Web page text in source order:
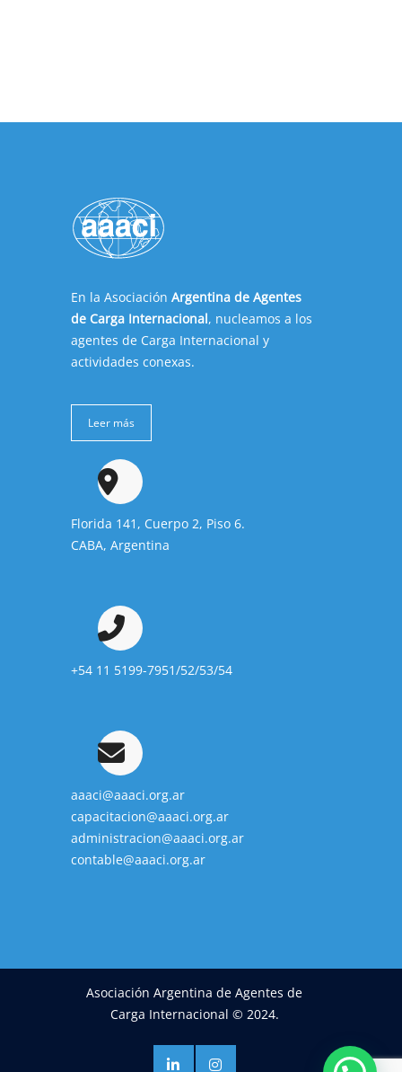
En la Asociación Argentina de Agentes
de Carga Internacional, nucleamos a los
agentes de Carga Internacional y
actividades conexas.
Leer más
Florida 141, Cuerpo 2, Piso 6.
CABA, Argentina
+54 11 5199-7951/52/53/54
aaaci@aaaci.org.ar
capacitacion@aaaci.org.ar
administracion@aaaci.org.ar
contable@aaaci.org.ar
Asociación Argentina de Agentes de
Carga Internacional © 2024.